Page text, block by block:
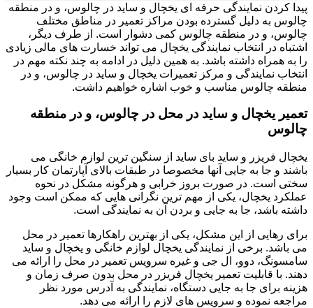
پیدا کردن نمایندگی حرفه ای یخچال و ساید در چالوس، و در منطقه
چالوس به دلیل گسترده بودن مراکز تعمیر در مناطق مختلف
چالوس، و در منطقه چالوس کمی دشوار است. از طرف دیگر،
اشتباه در انتخاب نمایندگی یخچال می تواند خسارت های مالی زیادی
را به همراه داشته باشد. به همین دلیل در ادامه به چند نکته مهم در
انتخاب نمایندگی و مرکز تعمیرات یخچال و ساید در چالوس، و در
منطقه چالوس مناسب و خوب اشاره خواهیم داشت.
تعمیر یخچال و ساید در محل در چالوس، و در منطقه
چالوس
یخچال فریزر و ساید بای ساید از سنگین ترین لوازم خانگی می
باشند و جا به جایی آنها مخصوصا در طبقات بالای آپارتمان کار بسیار
سختی است. در صورت بروز خرابی و هرگونه مشکل در نحوه
عملکرد یخچال، یکی از مهم ترین نگرانی هایی که ممکن است وجود
داشته باشد، جا به جایی و بردن آن به نمایندگی است.
برای رهایی از این مشکل، یکی از بهترین راهکارها تعمیر در محل
می باشد. برخی از نمایندگی یخچال لوازم خانگی و یخچال و ساید
سامسونگ، دوو، ال جی و غیره سرویس تعمیر در محل را ارائه می
دهند. با قابلیت تعمیر یخچال فریزر در محل بدون صرف زمان و
هزینه برای جا به جایی دستگاه، نمایندگی به آدرس مورد نظر
مراجعه نموده و سرویس های لازم را ارائه می دهد.